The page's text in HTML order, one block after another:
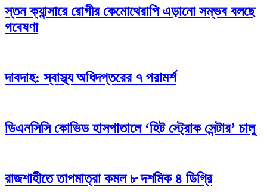
স্তন ক্যান্সারে রোগীর কেমোথেরাপি এড়ানো সম্ভব বলছে
গবেষণা
দাবদাহ: স্বাস্থ্য অধিদপ্তরের ৭ পরামর্শ
ডিএনসিসি কোভিড হাসপাতালে ‘হিট স্ট্রোক সেন্টার’ চালু
রাজশাহীতে তাপমাত্রা কমল ৮ দশমিক ৪ ডিগ্রি